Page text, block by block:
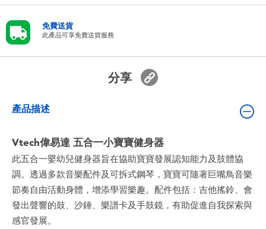
電池
盲盒
免費送貨
此產品可享免費送貨服務
分享
產品描述
Vtech偉易達 五合一小寶寶健身器
此五合一嬰幼兒健身器旨在協助寶寶發展認知能力及肢體協
調。透過多款音樂配件及可拆式鋼琴，寶寶可隨著巨嘴鳥音樂
節奏自由活動身體，增添學習樂趣。配件包括：吉他搖鈴、會
發出聲響的鼓、沙錘、樂譜卡及手鼓鏡，有助促進自我探索與
感官發展。